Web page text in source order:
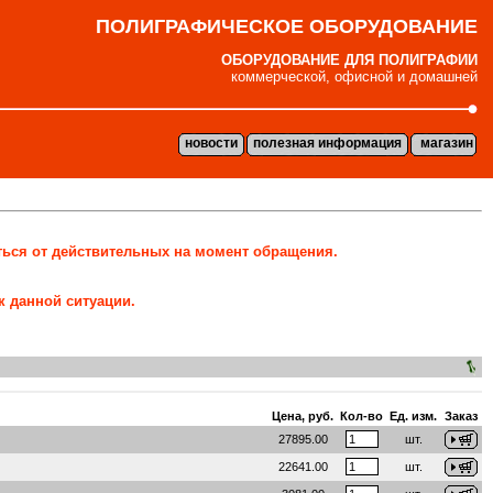
ПОЛИГРАФИЧЕСКОЕ ОБОРУДОВАНИЕ
ОБОРУДОВАНИЕ ДЛЯ ПОЛИГРАФИИ
коммерческой, офисной и домашней
новости полезная информация магазин
от действительных на момент обращения.
данной ситуации.
Цена, руб. Кол-во Ед. изм. Заказ
27895.00
шт.
22641.00 шт.